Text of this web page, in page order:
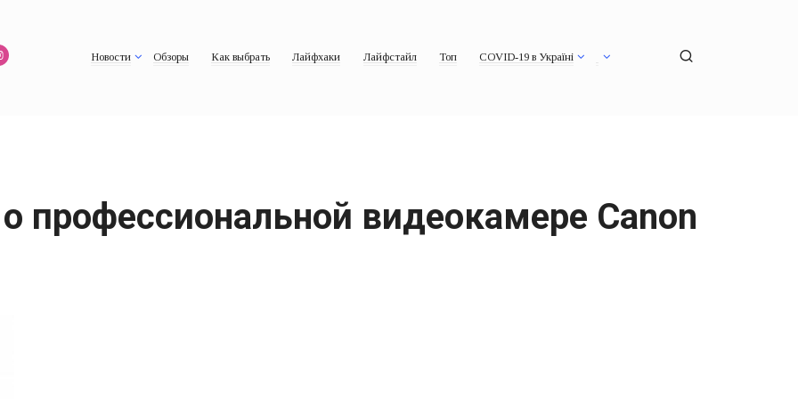
Новости Обзоры Как выбрать Лайфхаки Лайфстайл Топ COVID-19 в Україні
профессиональной видеокамере Canon